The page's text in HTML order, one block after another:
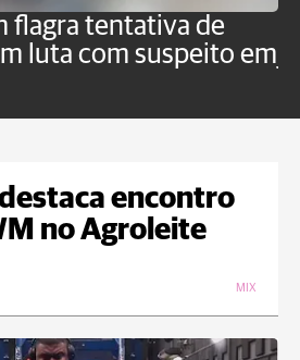
flagra tentativa de
luta com suspeito em
encontro
no Agroleite
MIX